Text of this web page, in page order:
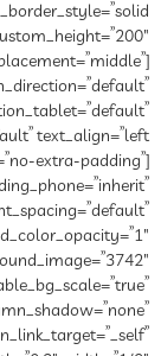
extra-padding”